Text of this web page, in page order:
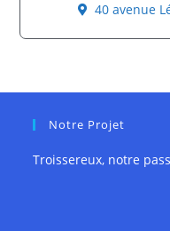
40 avenue
Notre Projet
Troissereux, notre